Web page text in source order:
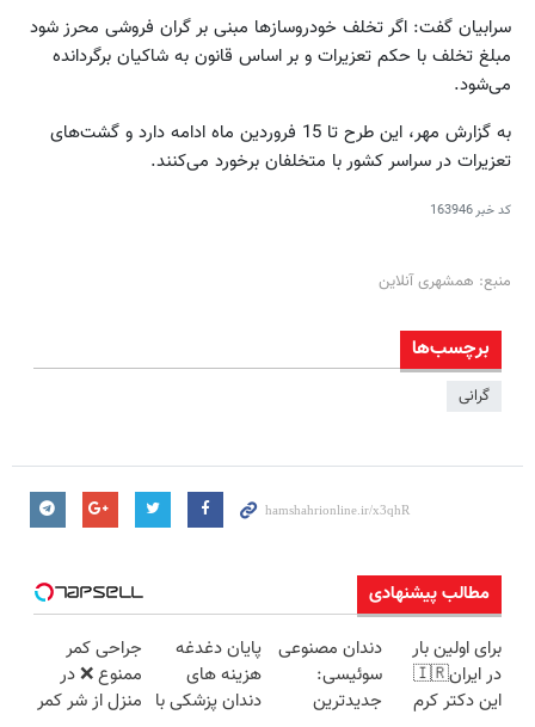
سرابیان گفت: اگر تخلف خودروسازها مبنی بر گران فروشی محرز شود
مبلغ تخلف با حکم تعزیرات و بر اساس قانون به شاکیان برگردانده
می‌شود.
به گزارش مهر، این طرح تا 15 فروردین ماه ادامه دارد و گشت‌های
تعزیرات در سراسر کشور با متخلفان برخورد می‌کنند.
کد خبر163946
منبع: همشهری آنلاین
برچسب‌ها
گرانی
مطالب پیشنهادی
برای اولین بار
در ایران🇮🇷
این دکتر کرم
دندان مصنوعی
سوئیسی:
جدیدترین
پایان دغدغه
هزینه های
دندان پزشکی با
جراحی کمر
ممنوع ❌ در
منزل از شر کمر